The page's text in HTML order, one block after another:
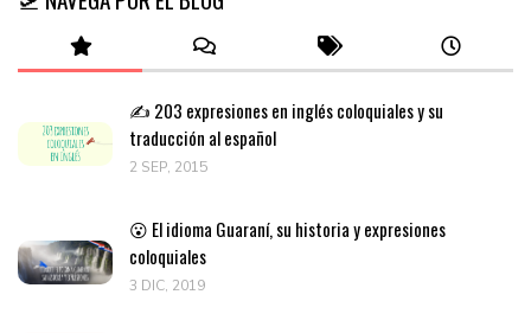
✍️ 203 expresiones en inglés coloquiales y su
traducción al español
2 SEP, 2015
😮 El idioma Guaraní, su historia y expresiones
coloquiales
3 DIC, 2019